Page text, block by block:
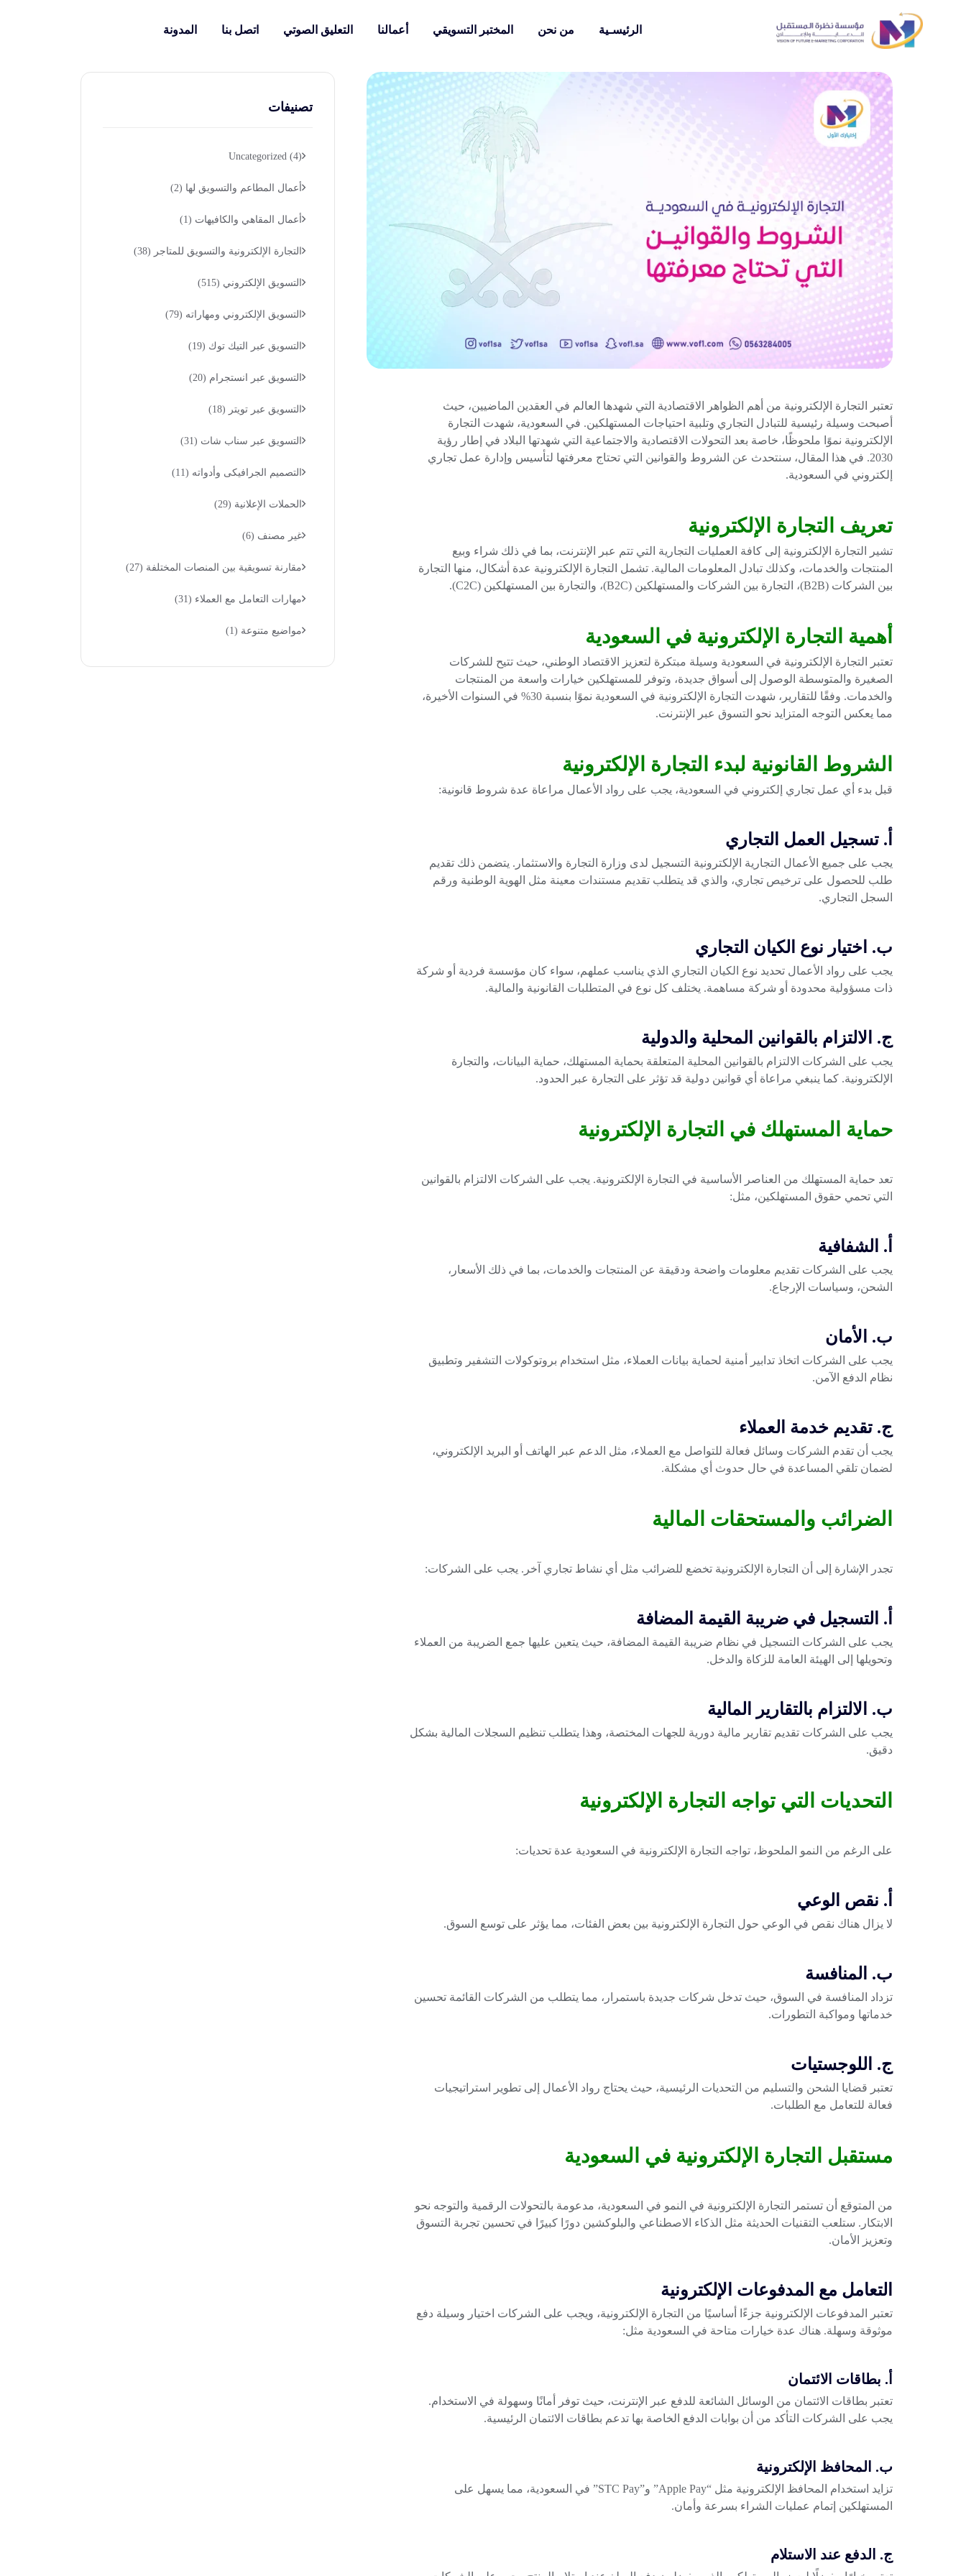
الرئيسـية من نحن المختبر التسويقي أعمالنا التعليق الصوتي اتصل بنا المدونة
تعتبر التجارة الإلكترونية من أهم الظواهر الاقتصادية التي شهدها العالم في العقدين الماضيين، حيث
أصبحت وسيلة رئيسية للتبادل التجاري وتلبية احتياجات المستهلكين. في السعودية، شهدت التجارة
الإلكترونية نموًا ملحوظًا، خاصة بعد التحولات الاقتصادية والاجتماعية التي شهدتها البلاد في إطار رؤية
2030. في هذا المقال، سنتحدث عن الشروط والقوانين التي تحتاج معرفتها لتأسيس وإدارة عمل تجاري
إلكتروني في السعودية.
تعريف التجارة الإلكترونية
تشير التجارة الإلكترونية إلى كافة العمليات التجارية التي تتم عبر الإنترنت، بما في ذلك شراء وبيع
المنتجات والخدمات، وكذلك تبادل المعلومات المالية. تشمل التجارة الإلكترونية عدة أشكال، منها التجارة
بين الشركات (B2B)، التجارة بين الشركات والمستهلكين (B2C)، والتجارة بين المستهلكين (C2C).
أهمية التجارة الإلكترونية في السعودية
تعتبر التجارة الإلكترونية في السعودية وسيلة مبتكرة لتعزيز الاقتصاد الوطني، حيث تتيح للشركات
الصغيرة والمتوسطة الوصول إلى أسواق جديدة، وتوفر للمستهلكين خيارات واسعة من المنتجات
والخدمات. وفقًا للتقارير، شهدت التجارة الإلكترونية في السعودية نموًا بنسبة 30% في السنوات الأخيرة،
مما يعكس التوجه المتزايد نحو التسوق عبر الإنترنت.
الشروط القانونية لبدء التجارة الإلكترونية
قبل بدء أي عمل تجاري إلكتروني في السعودية، يجب على رواد الأعمال مراعاة عدة شروط قانونية:
أ. تسجيل العمل التجاري
يجب على جميع الأعمال التجارية الإلكترونية التسجيل لدى وزارة التجارة والاستثمار. يتضمن ذلك تقديم
طلب للحصول على ترخيص تجاري، والذي قد يتطلب تقديم مستندات معينة مثل الهوية الوطنية ورقم
السجل التجاري.
ب. اختيار نوع الكيان التجاري
يجب على رواد الأعمال تحديد نوع الكيان التجاري الذي يناسب عملهم، سواء كان مؤسسة فردية أو شركة
ذات مسؤولية محدودة أو شركة مساهمة. يختلف كل نوع في المتطلبات القانونية والمالية.
ج. الالتزام بالقوانين المحلية والدولية
يجب على الشركات الالتزام بالقوانين المحلية المتعلقة بحماية المستهلك، حماية البيانات، والتجارة
الإلكترونية. كما ينبغي مراعاة أي قوانين دولية قد تؤثر على التجارة عبر الحدود.
حماية المستهلك في التجارة الإلكترونية
تعد حماية المستهلك من العناصر الأساسية في التجارة الإلكترونية. يجب على الشركات الالتزام بالقوانين
التي تحمي حقوق المستهلكين، مثل:
أ. الشفافية
يجب على الشركات تقديم معلومات واضحة ودقيقة عن المنتجات والخدمات، بما في ذلك الأسعار،
الشحن، وسياسات الإرجاع.
ب. الأمان
يجب على الشركات اتخاذ تدابير أمنية لحماية بيانات العملاء، مثل استخدام بروتوكولات التشفير وتطبيق
نظام الدفع الآمن.
ج. تقديم خدمة العملاء
يجب أن تقدم الشركات وسائل فعالة للتواصل مع العملاء، مثل الدعم عبر الهاتف أو البريد الإلكتروني،
لضمان تلقي المساعدة في حال حدوث أي مشكلة.
الضرائب والمستحقات المالية
تجدر الإشارة إلى أن التجارة الإلكترونية تخضع للضرائب مثل أي نشاط تجاري آخر. يجب على الشركات:
أ. التسجيل في ضريبة القيمة المضافة
يجب على الشركات التسجيل في نظام ضريبة القيمة المضافة، حيث يتعين عليها جمع الضريبة من العملاء
وتحويلها إلى الهيئة العامة للزكاة والدخل.
ب. الالتزام بالتقارير المالية
يجب على الشركات تقديم تقارير مالية دورية للجهات المختصة، وهذا يتطلب تنظيم السجلات المالية بشكل
دقيق.
التحديات التي تواجه التجارة الإلكترونية
على الرغم من النمو الملحوظ، تواجه التجارة الإلكترونية في السعودية عدة تحديات:
أ. نقص الوعي
لا يزال هناك نقص في الوعي حول التجارة الإلكترونية بين بعض الفئات، مما يؤثر على توسع السوق.
ب. المنافسة
تزداد المنافسة في السوق، حيث تدخل شركات جديدة باستمرار، مما يتطلب من الشركات القائمة تحسين
خدماتها ومواكبة التطورات.
ج. اللوجستيات
تعتبر قضايا الشحن والتسليم من التحديات الرئيسية، حيث يحتاج رواد الأعمال إلى تطوير استراتيجيات
فعالة للتعامل مع الطلبات.
مستقبل التجارة الإلكترونية في السعودية
من المتوقع أن تستمر التجارة الإلكترونية في النمو في السعودية، مدعومة بالتحولات الرقمية والتوجه نحو
الابتكار. ستلعب التقنيات الحديثة مثل الذكاء الاصطناعي والبلوكشين دورًا كبيرًا في تحسين تجربة التسوق
وتعزيز الأمان.
التعامل مع المدفوعات الإلكترونية
تعتبر المدفوعات الإلكترونية جزءًا أساسيًا من التجارة الإلكترونية، ويجب على الشركات اختيار وسيلة دفع
موثوقة وسهلة. هناك عدة خيارات متاحة في السعودية مثل:
أ. بطاقات الائتمان
تعتبر بطاقات الائتمان من الوسائل الشائعة للدفع عبر الإنترنت، حيث توفر أمانًا وسهولة في الاستخدام.
يجب على الشركات التأكد من أن بوابات الدفع الخاصة بها تدعم بطاقات الائتمان الرئيسية.
ب. المحافظ الإلكترونية
تزايد استخدام المحافظ الإلكترونية مثل “Apple Pay” و”STC Pay” في السعودية، مما يسهل على
المستهلكين إتمام عمليات الشراء بسرعة وأمان.
ج. الدفع عند الاستلام
تصنيفات
Uncategorized (4)
أعمال المطاعم والتسويق لها (2)
أعمال المقاهي والكافيهات (1)
التجارة الإلكترونية والتسويق للمتاجر (38)
التسويق الإلكتروني (515)
التسويق الإلكتروني ومهاراته (79)
التسويق عبر التيك توك (19)
التسويق عبر انستجرام (20)
التسويق عبر تويتر (18)
التسويق عبر سناب شات (31)
التصميم الجرافيكى وأدواته (11)
الحملات الإعلانية (29)
غير مصنف (6)
مقارنة تسويقية بين المنصات المختلفة (27)
مهارات التعامل مع العملاء (31)
مواضيع متنوعة (1)